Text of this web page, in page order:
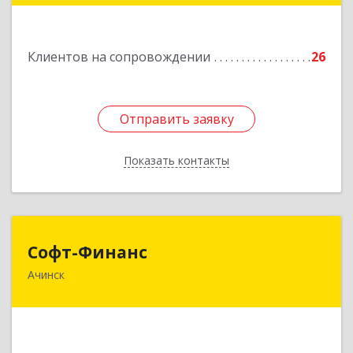
Клиентов на сопровождении 26
Отправить заявку
Показать контакты
Отправить заявку
Назад
Софт-Финанс
Ачинск
662150, Красноярский край, Ачинск г, 1-й мкр,